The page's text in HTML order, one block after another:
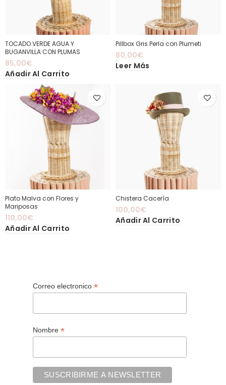
TOCADO VERDE AGUA Y
BUGANVILLA CON PLUMAS
85,00€
Añadir Al Carrito
Pillbox Gris Perla con Plumeti
80,00€
Leer Más
Plato Malva con Flores y
Mariposas
110,00€
Añadir Al Carrito
Chistera Cacería
100,00€
Añadir Al Carrito
Correo electronico *
Nombre *